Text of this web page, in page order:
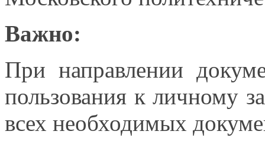
Важно:
При направлении
пользования к личному
всех необходимых